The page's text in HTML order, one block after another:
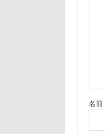
名前